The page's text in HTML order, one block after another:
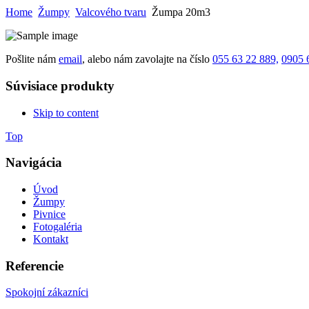
Home Žumpy Valcového tvaru Žumpa 20m3
Pošlite nám email, alebo nám zavolajte na číslo 055 63 22 889, 0905
Súvisiace produkty
Skip to content
Top
Navigácia
Úvod
Žumpy
Pivnice
Fotogaléria
Kontakt
Referencie
Spokojní zákazníci